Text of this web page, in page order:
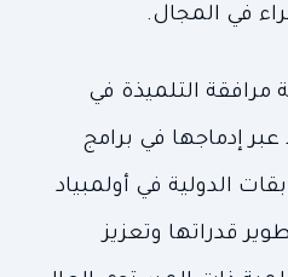
في المجال.
مرافقة التلميذة في
إدماجها في برامج
الدولية في أولمبياد
قدراتها وتعزيز